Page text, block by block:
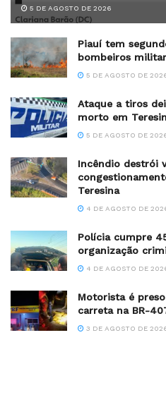
5 DE AGOSTO DE 2026
Piauí tem
bombeiros
5 DE AGOSTO DE
Ataque a tiros
morto em
5 DE AGOSTO DE
Incêndio destrói
Teresina
4 DE AGOSTO DE
Polícia cumpre
organização
4 DE AGOSTO DE
Motorista é
carreta na BR-
3 DE AGOSTO DE